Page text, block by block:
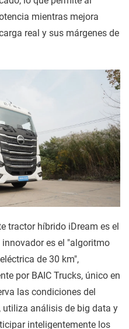
mientras mejora
real y sus márgenes de
tractor híbrido iDream es el
es el "algoritmo
de 30 km",
por BAIC Trucks, único en
las condiciones del
análisis de big data y
inteligentemente los